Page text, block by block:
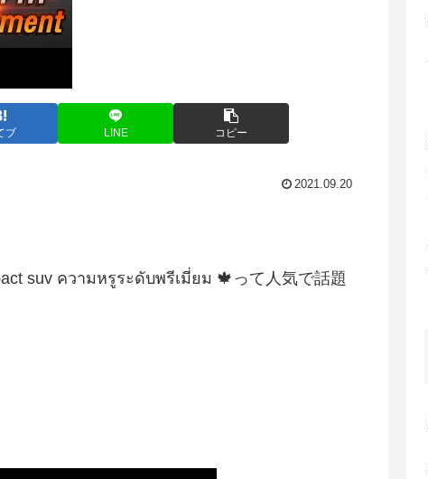
ブ LINE コピー
2021.09.20
suv ความหรูระดับพรีเมี่ยม 🍁って人気で話題